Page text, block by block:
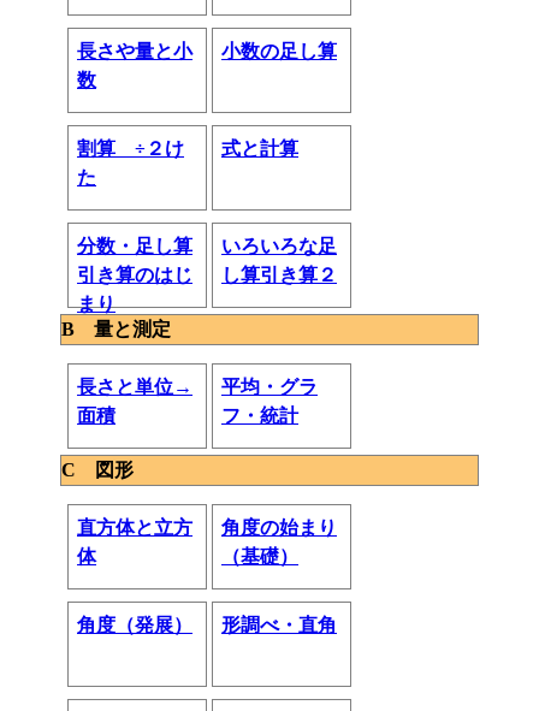
長さや量と小
数
小数の足し算
割算 ÷２け
た
式と計算
分数・足し算
引き算のはじ
まり
いろいろな足
し算引き算２
B 量と測定
長さと単位→
面積
平均・グラ
フ・統計
C 図形
直方体と立方
体
角度の始まり
（基礎）
角度（発展） 形調べ・直角